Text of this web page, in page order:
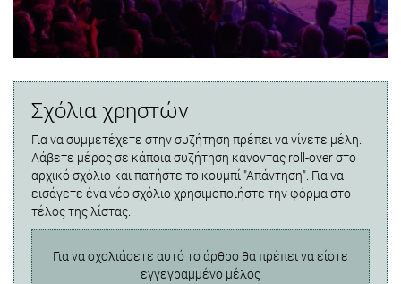
Σχόλια χρηστών
Για να συμμετέχετε στην συζήτηση πρέπει να γίνετε μέλη.
Λάβετε μέρος σε κάποια συζήτηση κάνοντας roll-over στο
αρχικό σχόλιο και πατήστε το κουμπί "Απάντηση". Για να
εισάγετε ένα νέο σχόλιο χρησιμοποιήστε την φόρμα στο
τέλος της λίστας.
Για να σχολιάσετε αυτό το άρθρο θα πρέπει να είστε
εγγεγραμμένο μέλος